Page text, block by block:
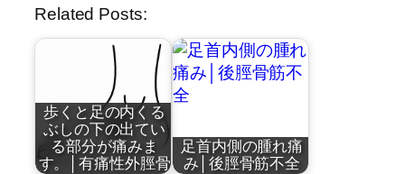
Related Posts:
歩くと足の内くる
ぶしの下の出てい
る部分が痛みま
す。│有痛性外脛骨
足首内側の腫れ痛
み│後脛骨筋不全